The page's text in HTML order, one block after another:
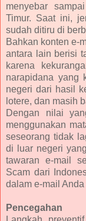
menyebar
Timur. Saat ini,
sudah ditiru di
Bahkan konten e-
antara lain berisi
karena
narapidana yang
negeri dari hasil
lotere, dan masih
Dengan nilai
menggunakan
seseorang tidak
di luar negeri
tawaran e-mail
Scam dari
dalam e-mail
Pencegahan